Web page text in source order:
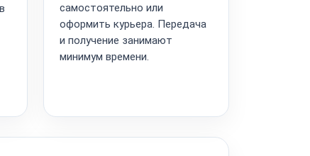
самостоятельно или
оформить курьера. Передача
и получение занимают
минимум времени.